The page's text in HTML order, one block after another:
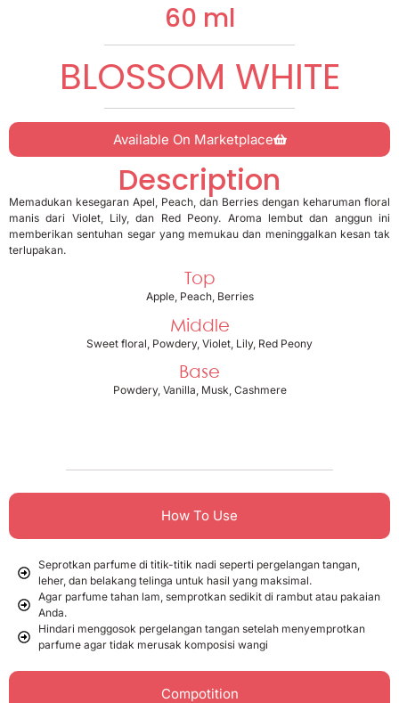
Description
Memadukan kesegaran Apel, Peach, dan Berries dengan keharuman floral
manis dari Violet, Lily, dan Red Peony. Aroma lembut dan anggun ini
memberikan sentuhan segar yang memukau dan meninggalkan kesan tak
terlupakan.
Top
Apple, Peach, Berries
Middle
Sweet floral, Powdery, Violet, Lily, Red Peony
Base
Powdery, Vanilla, Musk, Cashmere
60 ml
BLOSSOM WHITE
Available On Marketplace
How To Use
Compotition
Seprotkan parfume di titik-titik nadi seperti pergelangan tangan,
leher, dan belakang telinga untuk hasil yang maksimal.
Agar parfume tahan lam, semprotkan sedikit di rambut atau pakaian
Anda.
Hindari menggosok pergelangan tangan setelah menyemprotkan
parfume agar tidak merusak komposisi wangi